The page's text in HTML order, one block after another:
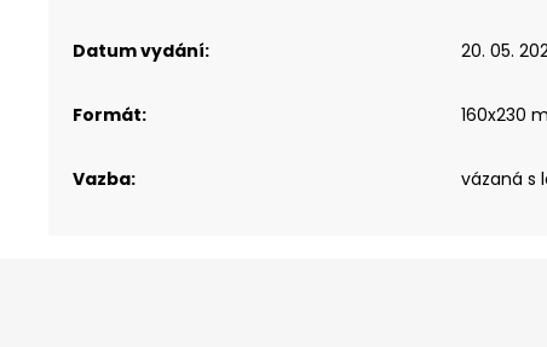
Datum vydání: 20. 05.
Formát: 160x230
Vazba: vázaná s